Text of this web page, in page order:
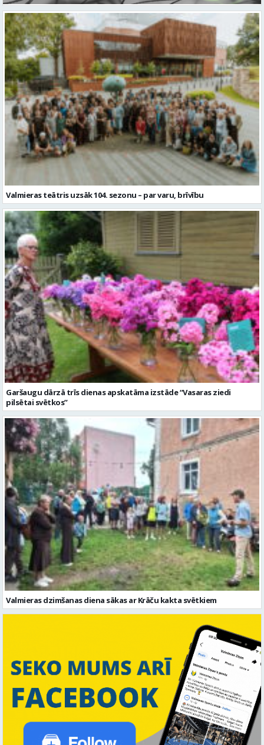
Valmieras teātris uzsāk 104. sezonu – par varu, brīvību
Garšaugu dārzā trīs dienas apskatāma izstāde “Vasaras ziedi
pilsētai svētkos”
Valmieras dzimšanas diena sākas ar Krāču kakta svētkiem